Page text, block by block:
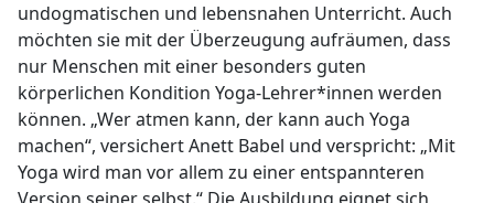
undogmatischen und lebensnahen Unterricht. Auch
möchten sie mit der Überzeugung aufräumen, dass
nur Menschen mit einer besonders guten
körperlichen Kondition Yoga-Lehrer*innen werden
können. „Wer atmen kann, der kann auch Yoga
machen“, versichert Anett Babel und verspricht: „Mit
Yoga wird man vor allem zu einer entspannteren